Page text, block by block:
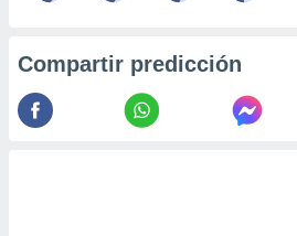
Compartir predicción